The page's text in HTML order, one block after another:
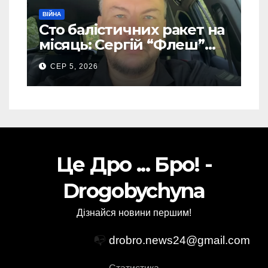
ВІЙНА
Сто балістичних ракет на
місяць: Сергій “Флеш”
закликав українців
готуватися до гіршого
СЕР 5, 2026
Це Дро ... Бро! -
Drogobychyna
Дізнайся новини першим!
📭 drobro.news24@gmail.com